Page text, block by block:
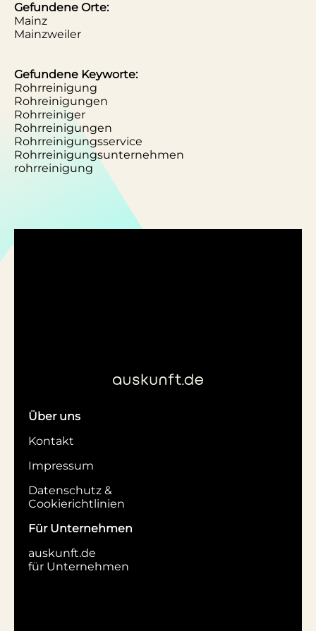
Gefundene Orte:
Mainz
Mainzweiler
Gefundene Keyworte:
Rohrreinigung
Rohreinigungen
Rohrreiniger
Rohrreinigungen
Rohrreinigungsservice
Rohrreinigungsunternehmen
rohrreinigung
Über uns
Kontakt
Impressum
Datenschutz &
Cookierichtlinien
Für Unternehmen
auskunft.de
für Unternehmen